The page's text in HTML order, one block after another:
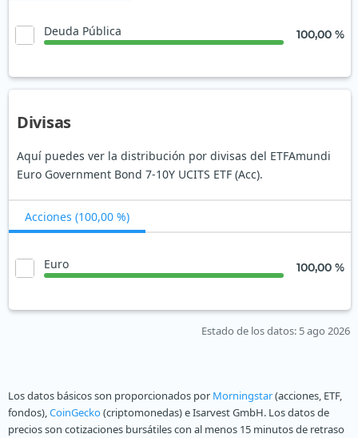
Deuda Pública 100,00 %
Divisas
Aquí puedes ver la distribución por divisas del ETFAmundi
Euro Government Bond 7-10Y UCITS ETF (Acc).
Acciones (100,00 %)
Euro 100,00 %
Estado de los datos: 5 ago 2026
Los datos básicos son proporcionados por Morningstar(acciones, ETF,
fondos),CoinGecko(criptomonedas) e Isarvest GmbH. Los datos de
precios son cotizaciones bursátiles con al menos 15 minutos de retraso